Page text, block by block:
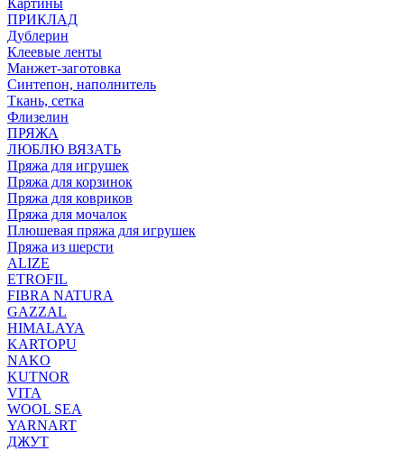
Картины
ПРИКЛАД
Дублерин
Клеевые ленты
Манжет-заготовка
Синтепон, наполнитель
Ткань, сетка
Флизелин
ПРЯЖА
ЛЮБЛЮ ВЯЗАТЬ
Пряжа для игрушек
Пряжа для корзинок
Пряжа для ковриков
Пряжа для мочалок
Плюшевая пряжа для игрушек
Пряжа из шерсти
ALIZE
ETROFIL
FIBRA NATURA
GAZZAL
HIMALAYA
KARTOPU
NAKO
KUTNOR
VITA
WOOL SEA
YARNART
ДЖУТ